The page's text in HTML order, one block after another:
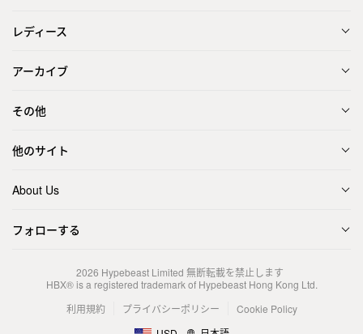
レディース
アーカイブ
その他
他のサイト
About Us
フォローする
2026 Hypebeast Limited 無断転載を禁止します
HBX® is a registered trademark of Hypebeast Hong Kong Ltd.
利用規約
プライバシーポリシー
Cookie Policy